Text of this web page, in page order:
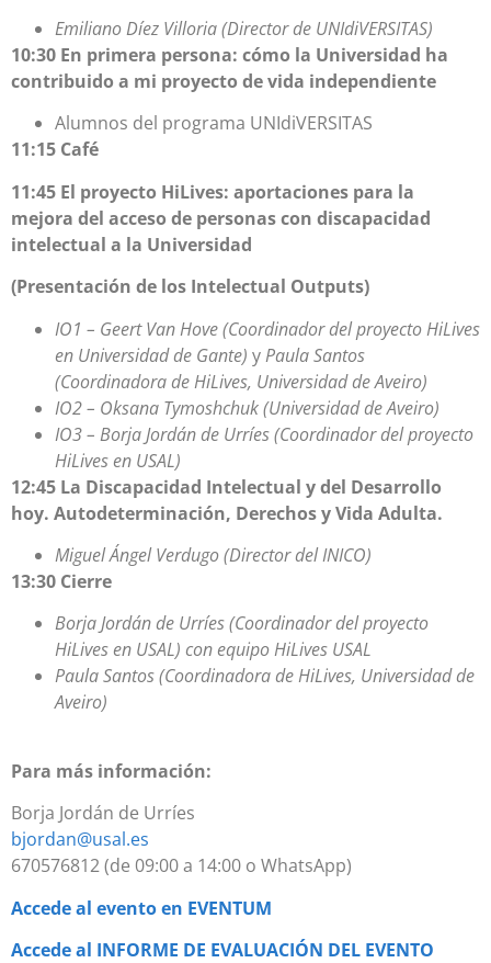
Emiliano Díez Villoria (Director de UNIdiVERSITAS)
10:30 En primera persona: cómo la Universidad ha
contribuido a mi proyecto de vida independiente
Alumnos del programa UNIdiVERSITAS
11:15 Café
11:45 El proyecto HiLives: aportaciones para la
mejora del acceso de personas con discapacidad
intelectual a la Universidad
(Presentación de los Intelectual Outputs)
IO1 – Geert Van Hove (Coordinador del proyecto HiLives
en Universidad de Gante) yPaula Santos
(Coordinadora de HiLives, Universidad de Aveiro)
IO2 – Oksana Tymoshchuk(Universidad de Aveiro)
IO3 – Borja Jordán de Urríes (Coordinador del proyecto
HiLives en USAL)
12:45 La Discapacidad Intelectual y del Desarrollo
hoy. Autodeterminación, Derechos y Vida Adulta.
Miguel Ángel Verdugo (Director del INICO)
13:30 Cierre
Borja Jordán de Urríes (Coordinador del proyecto
HiLives en USAL) con equipo HiLives USAL
Paula Santos (Coordinadora de HiLives, Universidad de
Aveiro)
Para más información:
Borja Jordán de Urríes
bjordan@usal.es
670576812 (de 09:00 a 14:00 o WhatsApp)
Accede al evento en EVENTUM
Accede al INFORME DE EVALUACIÓN DEL EVENTO